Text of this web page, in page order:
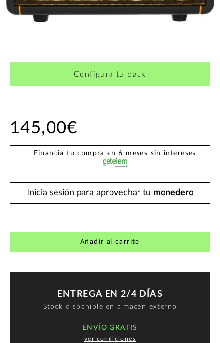
Configura tu pack
145,00€
Financia tu compra en 6 meses sin intereses
Inicia sesión para aprovechar tu monedero
Añadir al carrito
ENTREGA EN 2/4 DÍAS
Stock disponible en almacén externo
ENVÍO GRATIS
ver condiciones